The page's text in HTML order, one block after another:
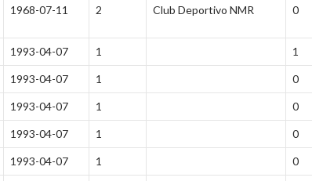
1968-07-11 2 Club Deportivo NMR 0
1993-04-07 1 1
1993-04-07 1 0
1993-04-07 1 0
1993-04-07 1 0
1993-04-07 1 0